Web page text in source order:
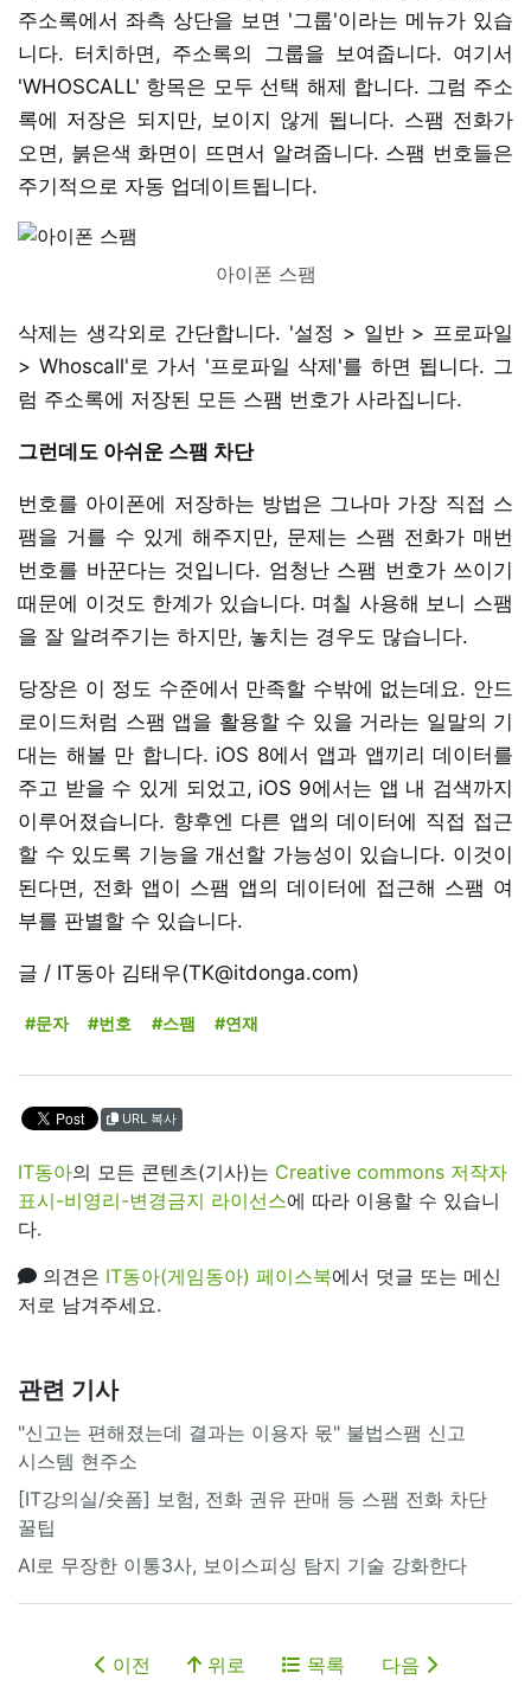
주소록에서 좌측 상단을 보면 '그룹'이라는 메뉴가 있습
니다. 터치하면, 주소록의 그룹을 보여줍니다. 여기서
'WHOSCALL' 항목은 모두 선택 해제 합니다. 그럼 주소
록에 저장은 되지만, 보이지 않게 됩니다. 스팸 전화가
오면, 붉은색 화면이 뜨면서 알려줍니다. 스팸 번호들은
주기적으로 자동 업데이트됩니다.
아이폰 스팸
삭제는 생각외로 간단합니다. '설정 > 일반 > 프로파일
> Whoscall'로 가서 '프로파일 삭제'를 하면 됩니다. 그
럼 주소록에 저장된 모든 스팸 번호가 사라집니다.
그런데도 아쉬운 스팸 차단
번호를 아이폰에 저장하는 방법은 그나마 가장 직접 스
팸을 거를 수 있게 해주지만, 문제는 스팸 전화가 매번
번호를 바꾼다는 것입니다. 엄청난 스팸 번호가 쓰이기
때문에 이것도 한계가 있습니다. 며칠 사용해 보니 스팸
을 잘 알려주기는 하지만, 놓치는 경우도 많습니다.
당장은 이 정도 수준에서 만족할 수밖에 없는데요. 안드
로이드처럼 스팸 앱을 활용할 수 있을 거라는 일말의 기
대는 해볼 만 합니다. iOS 8에서 앱과 앱끼리 데이터를
주고 받을 수 있게 되었고, iOS 9에서는 앱 내 검색까지
이루어졌습니다. 향후엔 다른 앱의 데이터에 직접 접근
할 수 있도록 기능을 개선할 가능성이 있습니다. 이것이
된다면, 전화 앱이 스팸 앱의 데이터에 접근해 스팸 여
부를 판별할 수 있습니다.
글 / IT동아 김태우(TK@itdonga.com)
#문자 #번호 #스팸 #연재
URL 복사
IT동아의 모든 콘텐츠(기사)는 Creative commons 저작자
표시-비영리-변경금지 라이선스에 따라 이용할 수 있습니
다.
의견은 IT동아(게임동아) 페이스북에서 덧글 또는 메신
저로 남겨주세요.
관련 기사
"신고는 편해졌는데 결과는 이용자 몫" 불법스팸 신고
시스템 현주소
[IT강의실/숏폼] 보험, 전화 권유 판매 등 스팸 전화 차단
꿀팁
AI로 무장한 이통3사, 보이스피싱 탐지 기술 강화한다
이전 위로 목록 다음